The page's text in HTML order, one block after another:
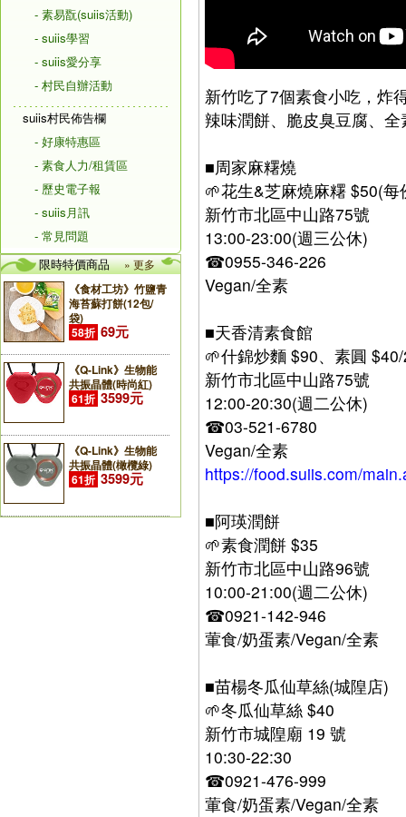
- 素易翫(suiis活動)
- suiis學習
- suiis愛分享
- 村民自辦活動
suiis村民佈告欄
- 好康特惠區
- 素食人力/租賃區
- 歷史電子報
- suiis月訊
- 常見問題
限時特價商品
» 更多
《食材工坊》竹鹽青
海苔蘇打餅(12包/
袋)
58折 69元
《Q-Link》生物能
共振晶體(時尚紅)
61折 3599元
《Q-Link》生物能
共振晶體(橄欖綠)
61折 3599元
新竹吃了7個素食小吃，炸
辣味潤餅、脆皮臭豆腐、
■周家麻糬燒
🌱花生&芝麻燒麻糬 $50(每
新竹市北區中山路75號
13:00-23:00(週三公休)
☎0955-346-226
Vegan/全素
■天香清素食館
🌱什錦炒麵 $90、素圓
新竹市北區中山路75號
12:00-20:30(週二公休)
☎03-521-6780
Vegan/全素
https://food.suiis.com/
■阿瑛潤餅
🌱素食潤餅 $35
新竹市北區中山路96號
10:00-21:00(週二公休)
☎0921-142-946
葷食/奶蛋素/Vegan/全素
■苗楊冬瓜仙草絲(城隍店)
🌱冬瓜仙草絲 $40
新竹市城隍廟 19 號
10:30-22:30
☎0921-476-999
葷食/奶蛋素/Vegan/全素